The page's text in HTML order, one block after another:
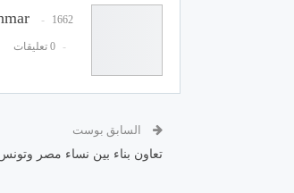
1662 المشاركات
0 تعليقات
السابق بوست
تعاون بناء بين نساء مصر